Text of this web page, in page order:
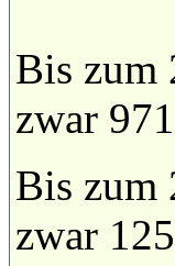
Bis zum
zwar
Bis zum
zwar